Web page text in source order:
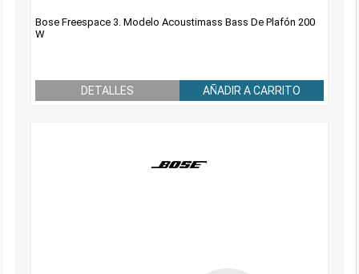
Bose Freespace 3. Modelo Acoustimass Bass De Plafón 200
W
DETALLES AÑADIR A CARRITO